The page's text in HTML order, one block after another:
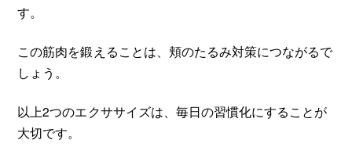
す。
この筋肉を鍛えることは、頬のたるみ対策につながるで
しょう。
以上2つのエクササイズは、毎日の習慣化にすることが
大切です。